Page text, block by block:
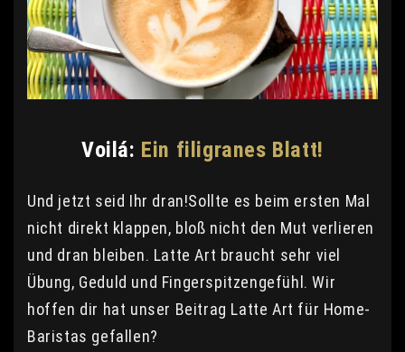
Voilá: Ein filigranes Blatt!
Und jetzt seid Ihr dran!Sollte es beim ersten Mal
nicht direkt klappen, bloß nicht den Mut verlieren
und dran bleiben. Latte Art braucht sehr viel
Übung, Geduld und Fingerspitzengefühl. Wir
hoffen dir hat unser Beitrag Latte Art für Home-
Baristas gefallen?